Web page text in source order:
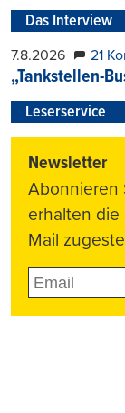
Das Interview
7.8.2026 21
„Tankstellen-
Leserservice
Newsletter
Abonnieren
erhalten die
Mail